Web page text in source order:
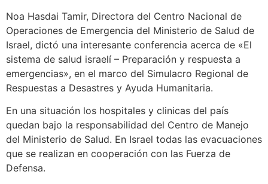
Noa Hasdai Tamir, Directora del Centro Nacional de
Operaciones de Emergencia del Ministerio de Salud de
Israel, dictó una interesante conferencia acerca de «El
sistema de salud israelí – Preparación y respuesta a
emergencias», en el marco del Simulacro Regional de
Respuestas a Desastres y Ayuda Humanitaria.
En una situación los hospitales y clinicas del país
quedan bajo la responsabilidad del Centro de Manejo
del Ministerio de Salud. En Israel todas las evacuaciones
que se realizan en cooperación con las Fuerza de
Defensa.